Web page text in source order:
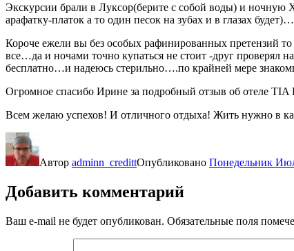
Экскурсии брали в Луксор(берите с собой воды) и ночную
арафатку-платок а то один песок на зубах и в глазах будет)…
Короче ежели вы без особых рафинированных претензий
все…да и ночами точно купаться не стоит -друг
бесплатно…и надеюсь стерильно….по крайней мере
Огромное спасибо Ирине за подробный отзыв об отеле
Всем желаю успехов! И отличного отдыха! Жить нужно в
Автор adminn_credittОпубликовано Понедельник
Добавить комментарий
Ваш e-mail не будет опубликован. Обязательные поля